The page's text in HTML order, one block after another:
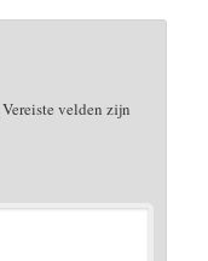
Vereiste velden zijn